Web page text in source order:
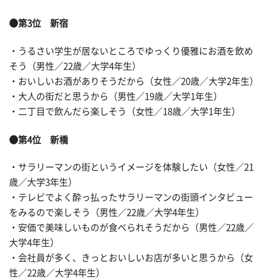
●第3位 新宿
・うるさい学生が居ないところでゆっくり優雅にお酒を飲め
そう（男性／22歳／大学4年生）
・おいしいお酒がありそうだから（女性／20歳／大学2年生）
・大人の街だと思うから（男性／19歳／大学1年生）
・二丁目で飲んだら楽しそう（女性／18歳／大学1年生）
●第4位 新橋
・サラリーマンの街というイメージを体験したい（女性／21
歳／大学3年生）
・テレビでよく酔っ払ったサラリーマンの街頭インタビュー
をみるので楽しそう（男性／22歳／大学4年生）
・安価で美味しいものが食べられそうだから（男性／22歳／
大学4年生）
・会社員が多く、きっとおいしいお店が多いと思うから（女
性／22歳／大学4年生）